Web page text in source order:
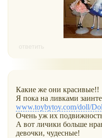
ответить
Какие же они красивые!!
Я пока на ливками
www.toybytoy.com/doll/
Очень уж их
А вот личики больше
девочки, чудесные!